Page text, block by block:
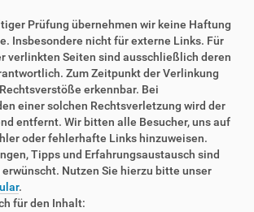
Prüfung übernehmen wir keine Haftung
Insbesondere nicht für externe Links. Für
verlinkten Seiten sind ausschließlich deren
Zum Zeitpunkt der Verlinkung
erkennbar. Bei
einer solchen Rechtsverletzung wird der
entfernt. Wir bitten alle Besucher, uns auf
oder fehlerhafte Links hinzuweisen.
Tipps und Erfahrungsaustausch sind
Nutzen Sie hierzu bitte unser
.
für den Inhalt: